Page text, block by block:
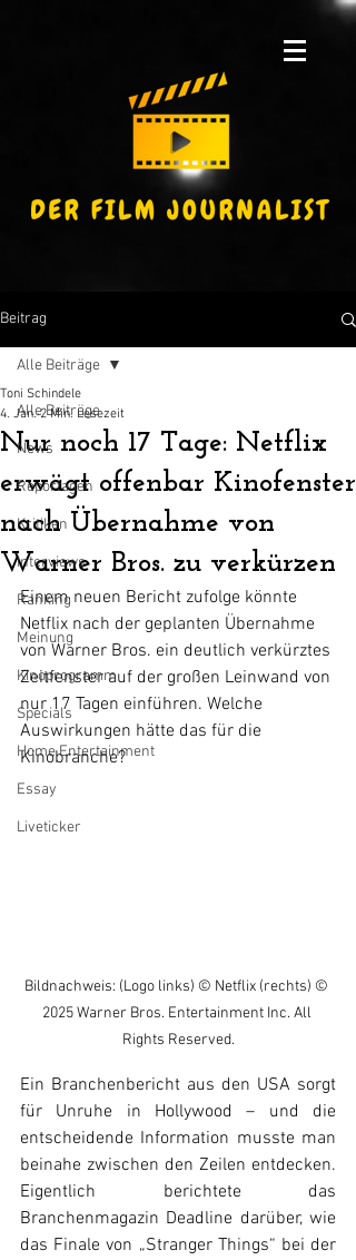
Beitrag
Alle Beiträge
News
Reportagen
Kritiken
Interviews
Ranking
Meinung
Kinoprogramm
Specials
Home Entertainment
Essay
Liveticker
Alle Beiträge
Nur noch 17 Tage: Netflix
erwägt offenbar Kinofenster
nach Übernahme von
Warner Bros. zu verkürzen
Toni Schindele
4. Jan. 2 Min. Lesezeit
Einem neuen Bericht zufolge könnte
Netflix nach der geplanten Übernahme
von Warner Bros. ein deutlich verkürztes
Zeitfenster auf der großen Leinwand von
nur 17 Tagen einführen. Welche
Auswirkungen hätte das für die
Kinobranche?
Bildnachweis: (Logo links) © Netflix (rechts) ©
2025 Warner Bros. Entertainment Inc. All
Rights Reserved.
Ein Branchenbericht aus den USA sorgt
für Unruhe in Hollywood – und die
entscheidende Information musste man
beinahe zwischen den Zeilen entdecken.
Eigentlich berichtete das
Branchenmagazin Deadline darüber, wie
das Finale von „Stranger Things“ bei der